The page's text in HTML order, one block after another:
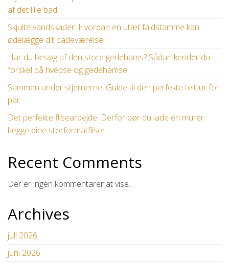
af det lille bad
Skjulte vandskader: Hvordan en utæt faldstamme kan
ødelægge dit badeværelse
Har du besøg af den store gedehams? Sådan kender du
forskel på hvepse og gedehamse
Sammen under stjernerne: Guide til den perfekte telttur for
par
Det perfekte flisearbejde: Derfor bør du lade en murer
lægge dine storformatfliser
Recent Comments
Der er ingen kommentarer at vise.
Archives
juli 2026
juni 2026